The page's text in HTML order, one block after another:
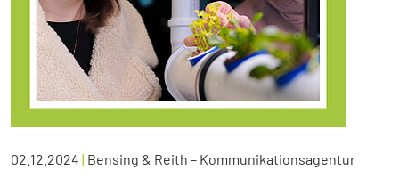
02.12.2024 | Bensing & Reith – Kommunikationsagentur